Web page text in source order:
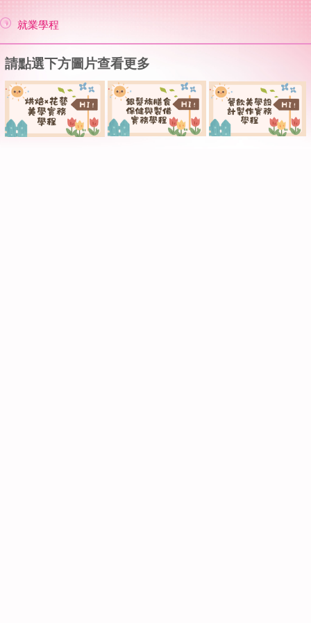
就業學程
請點選下方圖片查看更多